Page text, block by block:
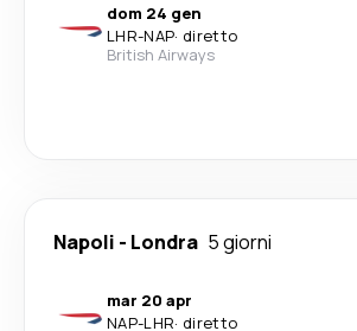
dom 24 gen
LHR-NAP· diretto
British Airways
Napoli - Londra 5 giorni
mar 20 apr
NAP-LHR· diretto